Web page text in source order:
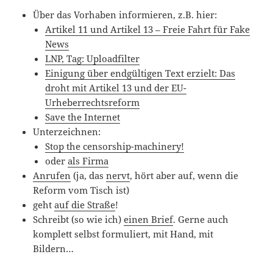
Über das Vorhaben informieren, z.B. hier:
Artikel 11 und Artikel 13 – Freie Fahrt für Fake
News
LNP, Tag: Uploadfilter
Einigung über endgültigen Text erzielt: Das
droht mit Artikel 13 und der EU-
Urheberrechtsreform
Save the Internet
Unterzeichnen:
Stop the censorship-machinery!
oderals Firma
Anrufen (ja, dasnervt, hört aber auf, wenn die
Reform vom Tisch ist)
gehtauf die Straße!
Schreibt (so wie ich)einen Brief. Gerne auch
komplett selbst formuliert, mit Hand, mit
Bildern…